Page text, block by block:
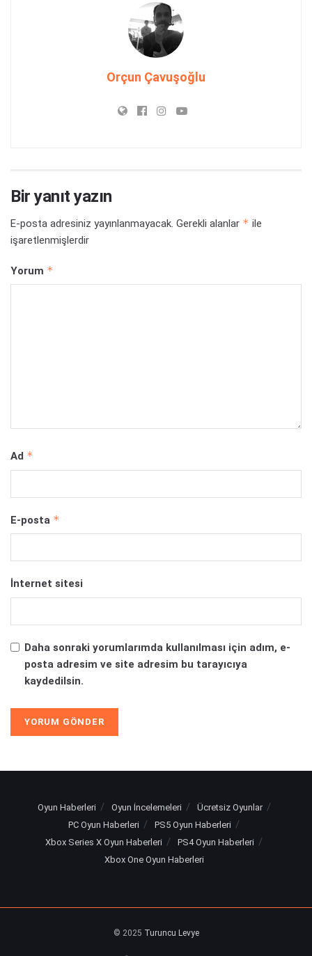
Orçun Çavuşoğlu
Bir yanıt yazın
E-posta adresiniz yayınlanmayacak. Gerekli alanlar * ile
işaretlenmişlerdir
Yorum *
Ad *
E-posta *
İnternet sitesi
Daha sonraki yorumlarımda kullanılması için adım, e-
posta adresim ve site adresim bu tarayıcıya
kaydedilsin.
Oyun Haberleri Oyun İncelemeleri
Ücretsiz Oyunlar
PC Oyun Haberleri
PS5 Oyun Haberleri
Xbox Series X Oyun Haberleri
PS4 Oyun Haberleri
Xbox One Oyun Haberleri
© 2025 Turuncu Levye